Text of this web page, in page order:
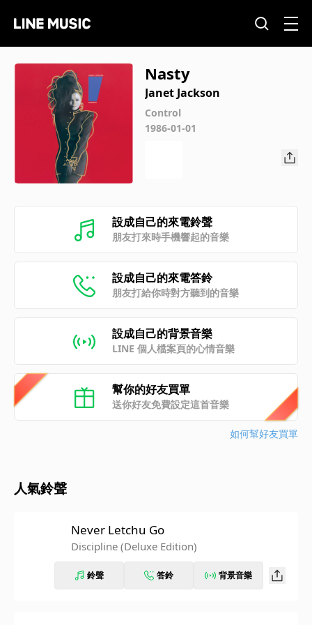
Nasty
Janet Jackson
Control
1986-01-01
設成自己的來電鈴聲
朋友打來時手機響起的音樂
設成自己的來電答鈴
朋友打給你時對方聽到的音樂
設成自己的背景音樂
LINE 個人檔案頁的心情音樂
幫你的好友買單
送你好友免費設定這首音樂
如何幫好友買單
人氣鈴聲
Never Letchu Go
Discipline (Deluxe Edition)
鈴聲 答鈴 背景音樂